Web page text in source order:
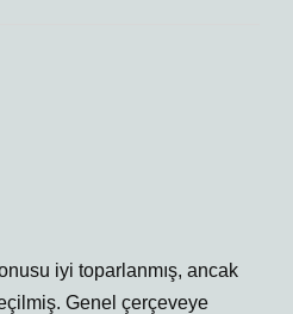
iyi toparlanmış, ancak
Genel çerçeveye